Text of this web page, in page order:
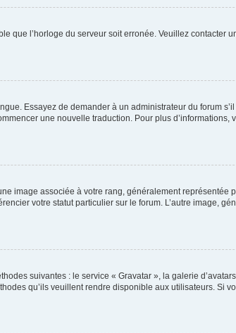
que l’horloge du serveur soit erronée. Veuillez contacter
Essayez de demander à un administrateur du forum
une nouvelle traduction. Pour plus d’informations,
image associée à votre rang, généralement représentée
votre statut particulier sur le forum. L’autre image,
suivantes : le service « Gravatar », la galerie
qu’ils veuillent rendre disponible aux utilisateurs. Si